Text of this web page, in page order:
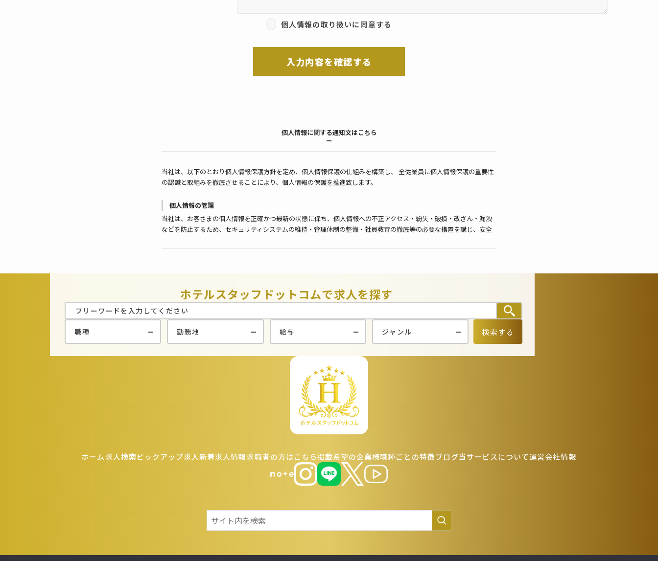
個人情報の取り扱いに同意する
入力内容を確認する
個人情報に関する通知文はこちら
当社は、以下のとおり個人情報保護方針を定め、個人情報保護の仕組みを構築し、 全従業員に個人情報保護の重要性
の認識と取組みを徹底させることにより、個人情報の保護を推進致します。
個人情報の管理
当社は、お客さまの個人情報を正確かつ最新の状態に保ち、個人情報への不正アクセス・紛失・破損・改ざん・漏洩
などを防止するため、セキュリティシステムの維持・管理体制の整備・社員教育の徹底等の必要な措置を講じ、安全
や資料のご送付に利用いたします。
個人情報の第三者への開示・提供の禁止
当社は、お客さまよりお預かりした個人情報を適切に管理し、次のいずれかに該当する場合を除き、個人情報を第三
者に開示いたしません。 お客さまの同意がある場合 お客さまが希望されるサービスを行なうために当社が業務を委託
当社は、個人情報の正確性及び安全性確保のために、セキュリティに万全の対策を講じています。
お客さまがご本人の個人情報の照会・修正・削除などをご希望される場合には、ご本人であることを確認の上、対応
法令、規範の遵守と見直し
当社は、保有する個人情報に関して適用される日本の法令、その他規範を遵守するとともに、本ポリシーの内容を適
ホテルスタッフドットコムで求人を探す
検索する
ホーム求人検索ピックアップ求人新着求人情報求職者の方はこちら掲載希望の企業様職種ごとの特徴ブログ当サービスについて運営会社情報